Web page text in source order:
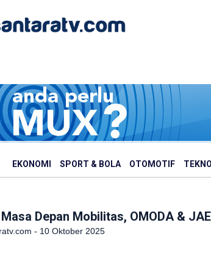
EKONOMI SPORT & BOLA OTOMOTIF
Depan Mobilitas, OMODA &
- 10 Oktober 2025